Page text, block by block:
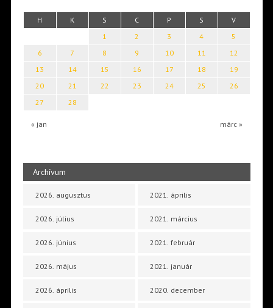
H K S C P S V
« jan márc »
1 2 3 4
5
6
7 8 9 10 11
12
13
14 15 16 17 18
19
20
21 22 23 24 25
26
27
28
Archívum
2026. augusztus
2026. július
2026. június
2026. május
2026. április
2021. április
2021. március
2021. február
2021. január
2020. december